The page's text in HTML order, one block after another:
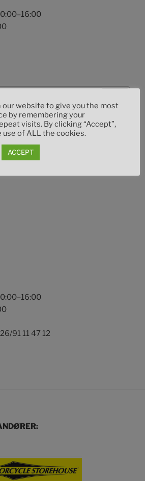
din lokale leverandør av mc
91 11 47 12
our website to give you the most
by remembering your
visits. By clicking “Accept”,
of ALL the cookies.
ACCEPT